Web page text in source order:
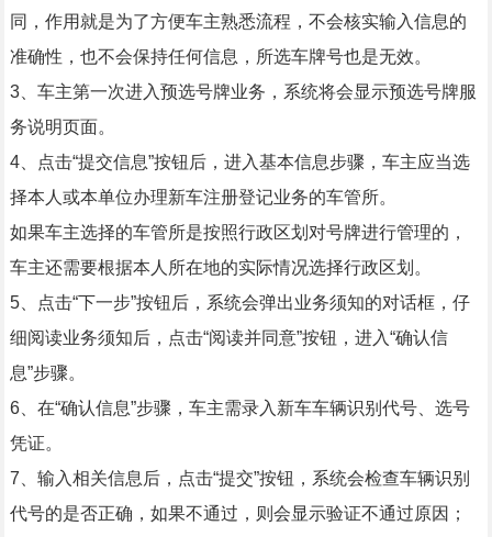
同，作用就是为了方便车主熟悉流程，不会核实输入信息的
准确性，也不会保持任何信息，所选车牌号也是无效。
3、车主第一次进入预选号牌业务，系统将会显示预选号牌服
务说明页面。
4、点击“提交信息”按钮后，进入基本信息步骤，车主应当选
择本人或本单位办理新车注册登记业务的车管所。
如果车主选择的车管所是按照行政区划对号牌进行管理的，
车主还需要根据本人所在地的实际情况选择行政区划。
5、点击“下一步”按钮后，系统会弹出业务须知的对话框，仔
细阅读业务须知后，点击“阅读并同意”按钮，进入“确认信
息”步骤。
6、在“确认信息”步骤，车主需录入新车车辆识别代号、选号
凭证。
7、输入相关信息后，点击“提交”按钮，系统会检查车辆识别
代号的是否正确，如果不通过，则会显示验证不通过原因；